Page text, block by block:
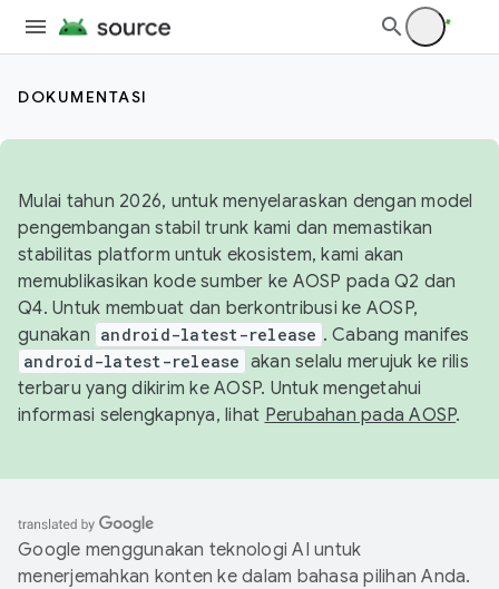
DOKUMENTASI
Mulai tahun 2026, untuk menyelaraskan dengan model
pengembangan stabil trunk kami dan memastikan
stabilitas platform untuk ekosistem, kami akan
memublikasikan kode sumber ke AOSP pada Q2 dan
Q4. Untuk membuat dan berkontribusi ke AOSP,
gunakan android-latest-release . Cabang manifes
android-latest-release akan selalu merujuk ke rilis
terbaru yang dikirim ke AOSP. Untuk mengetahui
informasi selengkapnya, lihat Perubahan pada AOSP.
Google menggunakan teknologi AI untuk
menerjemahkan konten ke dalam bahasa pilihan Anda.